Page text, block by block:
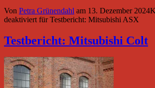
Von Petra Grünendahl am 13. Dezember 2024
deaktiviert für Testbericht: Mitsubishi ASX
Testbericht: Mitsubishi Colt